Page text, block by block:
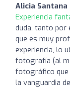
Alicia Santana
Experiencia
duda, tanto por
que es muy
experiencia, lo
fotografía (al
fotográfico que
la vanguardia